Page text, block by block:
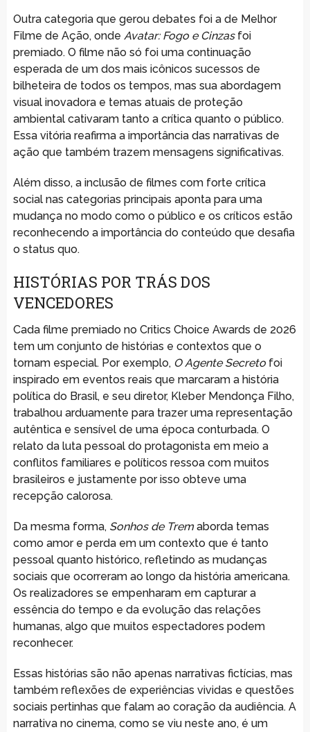
Outra categoria que gerou debates foi a de Melhor
Filme de Ação, onde Avatar: Fogo e Cinzasfoi
premiado. O filme não só foi uma continuação
esperada de um dos mais icônicos sucessos de
bilheteira de todos os tempos, mas sua abordagem
visual inovadora e temas atuais de proteção
ambiental cativaram tanto a crítica quanto o público.
Essa vitória reafirma a importância das narrativas de
ação que também trazem mensagens significativas.
Além disso, a inclusão de filmes com forte crítica
social nas categorias principais aponta para uma
mudança no modo como o público e os críticos estão
reconhecendo a importância do conteúdo que desafia
o status quo.
HISTÓRIAS POR TRÁS DOS
VENCEDORES
Cada filme premiado no Critics Choice Awards de 2026
tem um conjunto de histórias e contextos que o
tornam especial. Por exemplo, O Agente Secretofoi
inspirado em eventos reais que marcaram a história
política do Brasil, e seu diretor, Kleber Mendonça Filho,
trabalhou arduamente para trazer uma representação
autêntica e sensível de uma época conturbada. O
relato da luta pessoal do protagonista em meio a
conflitos familiares e políticos ressoa com muitos
brasileiros e justamente por isso obteve uma
recepção calorosa.
Da mesma forma, Sonhos de Tremaborda temas
como amor e perda em um contexto que é tanto
pessoal quanto histórico, refletindo as mudanças
sociais que ocorreram ao longo da história americana.
Os realizadores se empenharam em capturar a
essência do tempo e da evolução das relações
humanas, algo que muitos espectadores podem
reconhecer.
Essas histórias são não apenas narrativas fictícias, mas
também reflexões de experiências vividas e questões
sociais pertinhas que falam ao coração da audiência. A
narrativa no cinema, como se viu neste ano, é um